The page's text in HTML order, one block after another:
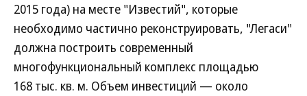
2015 года) на месте "Известий", которые
необходимо частично реконструировать, "Легаси"
должна построить современный
многофункциональный комплекс площадью
168 тыс. кв. м. Объем инвестиций — около